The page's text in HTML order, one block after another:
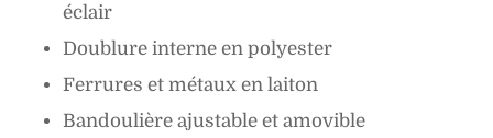
éclair
Doublure interne en polyester
Ferrures et métaux en laiton
Bandoulière ajustable et amovible